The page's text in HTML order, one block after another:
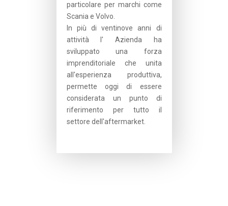
particolare per marchi come
Scania e Volvo.
In più di ventinove anni di
attività l' Azienda ha
sviluppato una forza
imprenditoriale che unita
all'esperienza produttiva,
permette oggi di essere
considerata un punto di
riferimento per tutto il
settore dell'aftermarket.